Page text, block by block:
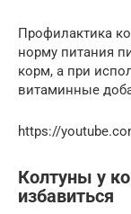
Профилактика
норму питания
корм, а при
витаминные
https://
Колтуны у
избавиться